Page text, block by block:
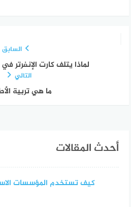
السابق
لماذا يتلف كارت الإنفرتر
التالي
ما هي تربية
أحدث المقالات
كيف تستخدم المؤسسات